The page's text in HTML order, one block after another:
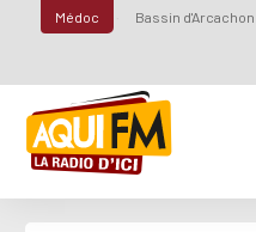
Médoc Bassin d'Arcachon